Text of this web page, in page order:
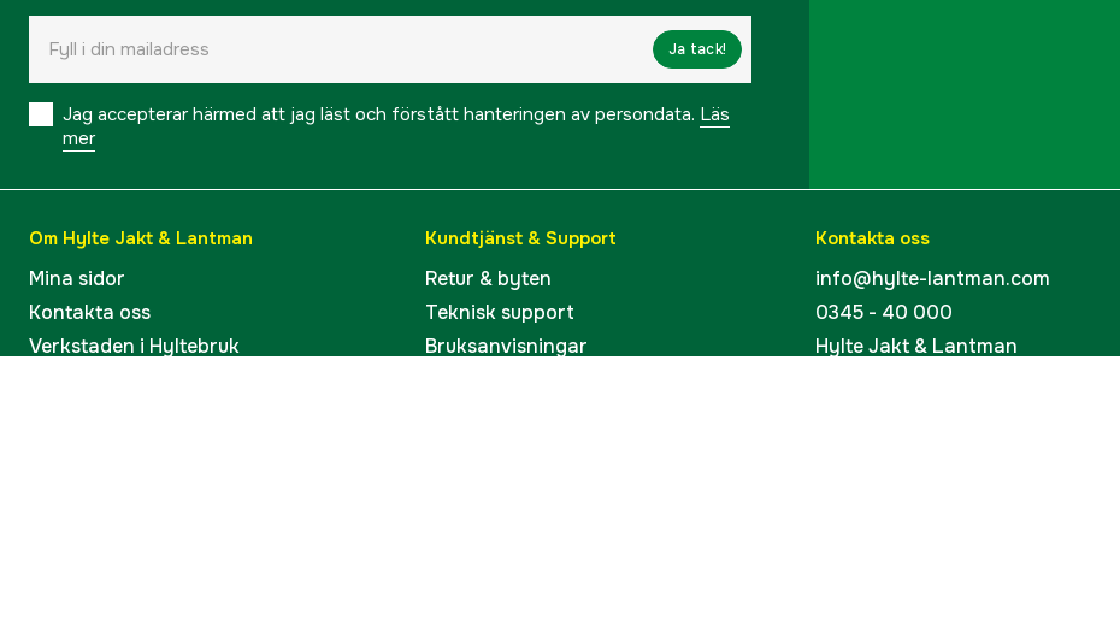
Ja tack!
Jag accepterar härmed att jag läst och förstått hanteringen av persondata. Läs
mer
Om Hylte Jakt & Lantman
Mina sidor
Kontakta oss
Verkstaden i Hyltebruk
Kundtjänst & Support
Retur & byten
Teknisk support
Bruksanvisningar
Kontakta oss
info@hylte-lantman.com
0345 - 40 000
Hylte Jakt & Lantman